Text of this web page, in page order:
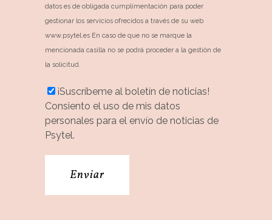
datos es de obligada cumplimentación para poder
gestionar los servicios ofrecidos a través de su web
www.psytel.es En caso de que no se marque la
mencionada casilla no se podrá proceder a la gestión de
la solicitud.
¡Suscríbeme al boletín de noticias!
Consiento el uso de mis datos
personales para el envío de noticias de
Psytel.